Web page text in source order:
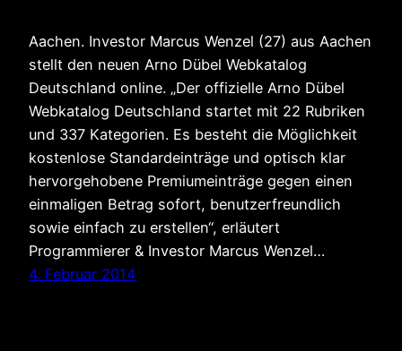
Aachen. Investor Marcus Wenzel (27) aus Aachen
stellt den neuen Arno Dübel Webkatalog
Deutschland online. „Der offizielle Arno Dübel
Webkatalog Deutschland startet mit 22 Rubriken
und 337 Kategorien. Es besteht die Möglichkeit
kostenlose Standardeinträge und optisch klar
hervorgehobene Premiumeinträge gegen einen
einmaligen Betrag sofort, benutzerfreundlich
sowie einfach zu erstellen“, erläutert
Programmierer & Investor Marcus Wenzel…
4. Februar 2014